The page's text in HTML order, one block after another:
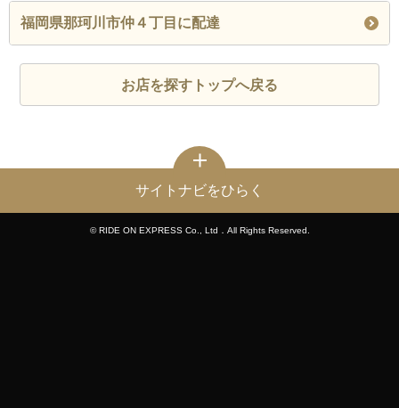
福岡県那珂川市仲４丁目に配達
お店を探すトップへ戻る
サイトナビをひらく
© RIDE ON EXPRESS Co., Ltd．All Rights Reserved.